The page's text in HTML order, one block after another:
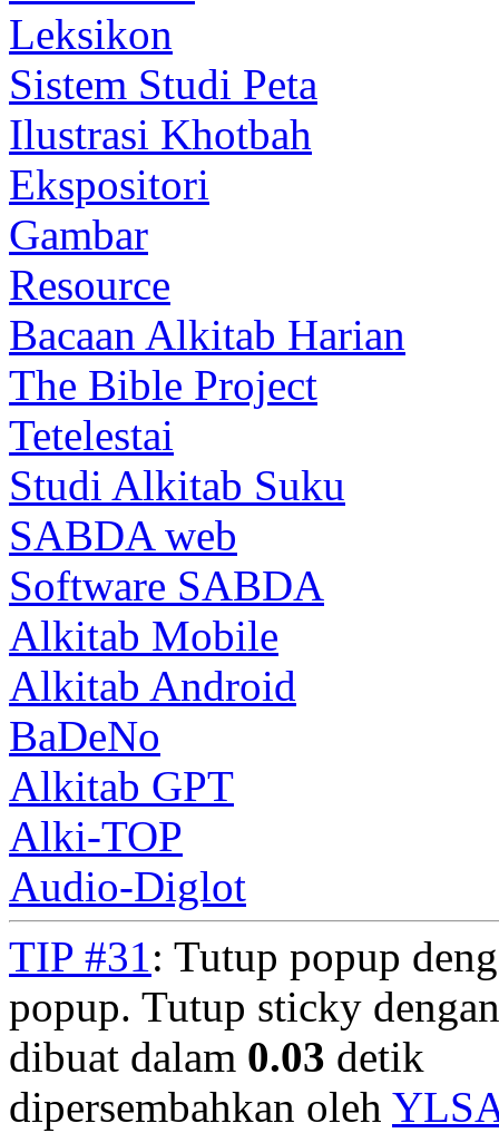
Leksikon
Sistem Studi Peta
Ilustrasi Khotbah
Ekspositori
Gambar
Resource
Bacaan Alkitab Harian
The Bible Project
Tetelestai
Studi Alkitab Suku
SABDA web
Software SABDA
Alkitab Mobile
Alkitab Android
BaDeNo
Alkitab GPT
Alki-TOP
Audio-Diglot
TIP #31: Tutup popup
popup. Tutup sticky
dibuat dalam 0.03 detik
dipersembahkan oleh